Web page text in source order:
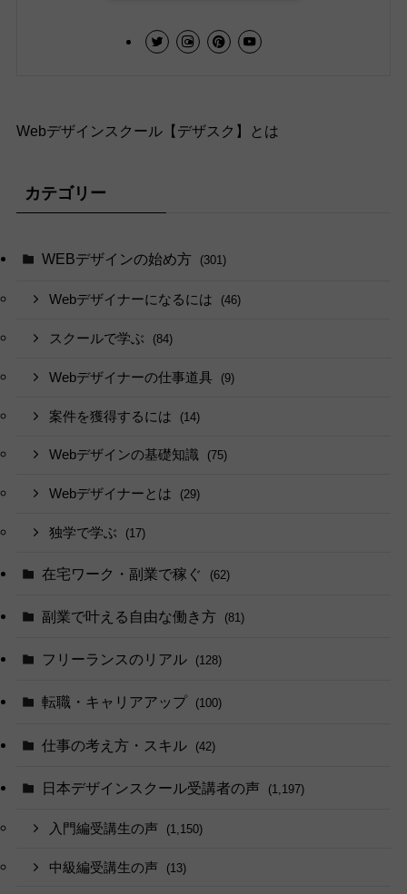
Webデザインスクール【デザスク】とは
カテゴリー
WEBデザインの始め方 (301)
Webデザイナーになるには (46)
スクールで学ぶ (84)
Webデザイナーの仕事道具 (9)
案件を獲得するには (14)
Webデザインの基礎知識 (75)
Webデザイナーとは (29)
独学で学ぶ (17)
在宅ワーク・副業で稼ぐ (62)
副業で叶える自由な働き方 (81)
フリーランスのリアル (128)
転職・キャリアアップ (100)
仕事の考え方・スキル (42)
日本デザインスクール受講者の声 (1,197)
入門編受講生の声 (1,150)
中級編受講生の声 (13)